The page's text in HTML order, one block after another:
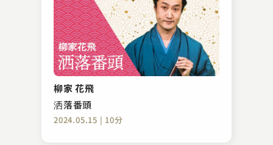
柳家 花飛
洒落番頭
2024.05.15 | 10分
立川 吉幸
大安売り
2024.11.27 | 14分